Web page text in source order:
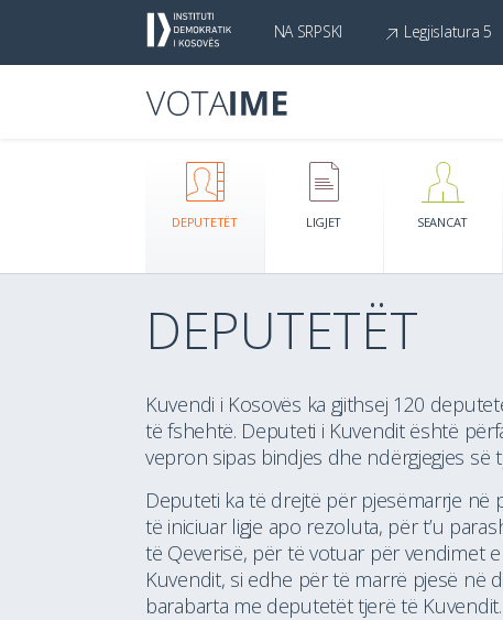
NA SRPSKI Legjislatura 5
DEPUTETËT LIGJET SEANCAT
DEPUTETËT
Kuvendi i Kosovës ka gjithsej 120
të fshehtë. Deputeti i Kuvendit është
vepron sipas bindjes dhe ndërgjegjes së
Deputeti ka të drejtë për pjesëmarrje në
të iniciuar ligje apo rezoluta, për t’u
të Qeverisë, për të votuar për vendimet
Kuvendit, si edhe për të marrë pjesë në
barabarta me deputetët tjerë të Kuvendit.